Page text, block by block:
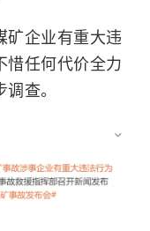
矿企业有重大违
惜任何代价全力
查。